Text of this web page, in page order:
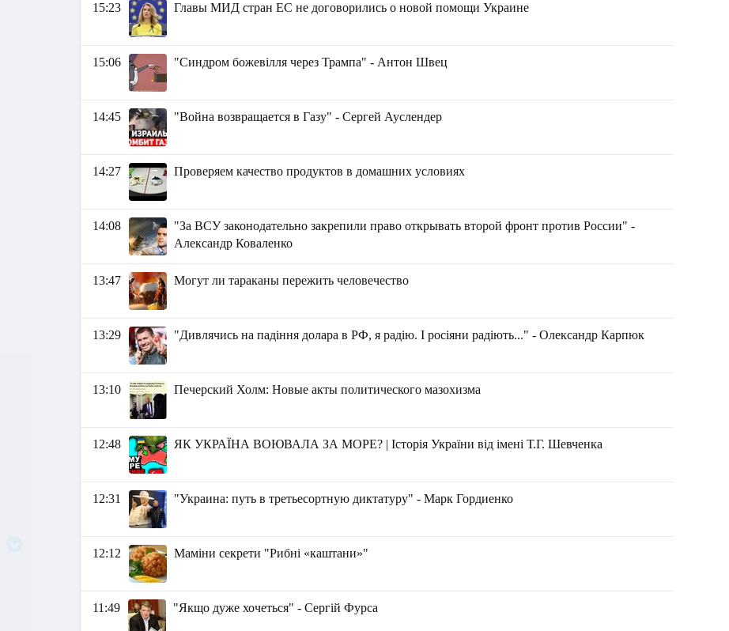
15:23 Главы МИД стран ЕС не договорились о новой помощи Украине
15:06 "Синдром божевілля через Трампа" - Антон Швец
14:45 "Война возвращается в Газу" - Сергей Ауслендер
14:27 Проверяем качество продуктов в домашних условиях
14:08
"За ВСУ законодательно закрепили право открывать второй фронт против России" -
Александр Коваленко
13:47 Могут ли тараканы пережить человечество
13:29 "Дивлячись на падіння долара в РФ, я радію. І росіяни радіють..." - Олександр Карпюк
13:10 Печерский Холм: Новые акты политического мазохизма
12:48 ЯК УКРАЇНА ВОЮВАЛА ЗА МОРЕ? | Історія України від імені Т.Г. Шевченка
12:31 "Украина: путь в третьесортную диктатуру" - Марк Гордиенко
12:12 Маміни секрети "Рибні «каштани»"
11:49 "Якщо дуже хочеться" - Сергій Фурса